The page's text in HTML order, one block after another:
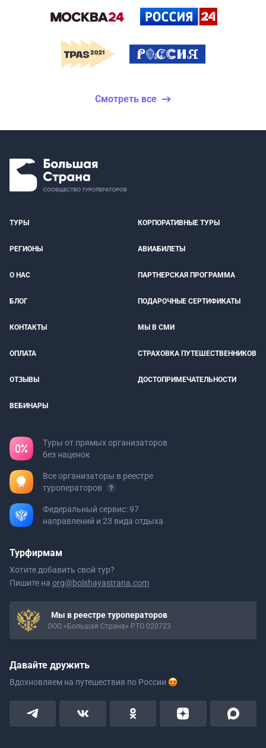
Смотреть все
ТУРЫ КОРПОРАТИВНЫЕ ТУРЫ
РЕГИОНЫ АВИАБИЛЕТЫ
О НАС ПАРТНЕРСКАЯ ПРОГРАММА
БЛОГ ПОДАРОЧНЫЕ СЕРТИФИКАТЫ
КОНТАКТЫ МЫ В СМИ
ОПЛАТА СТРАХОВКА ПУТЕШЕСТВЕННИКОВ
ОТЗЫВЫ ДОСТОПРИМЕЧАТЕЛЬНОСТИ
ВЕБИНАРЫ
Туры от прямых организаторов
без наценок
Все организаторы в реестре
туроператоров
Федеральный сервис: 97
направлений и 23 вида отдыха
Турфирмам
Хотите добавить свой тур?
Пишите на org@bolshayastrana.com
Мы в реестре туроператоров
ООО «Большая Страна» РТО 020723
Давайте дружить
Вдохновляем на путешествия по России